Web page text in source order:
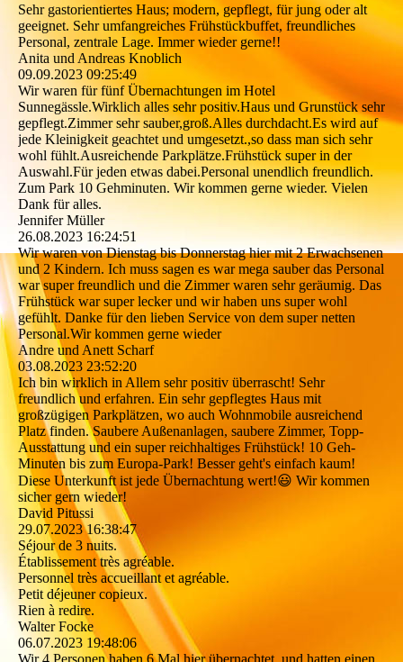
Sehr gastorientiertes Haus; modern, gepflegt, für jung oder alt
geeignet. Sehr umfangreiches Frühstückbuffet, freundliches
Personal, zentrale Lage. Immer wieder gerne!!
Anita und Andreas Knoblich
09.09.2023 09:25:49
Wir waren für fünf Übernachtungen im Hotel
Sunnegässle.Wirklich alles sehr positiv.Haus und Grunstück sehr
gepflegt.Zimmer sehr sauber,groß.Alles durchdacht.Es wird auf
jede Kleinigkeit geachtet und umgesetzt.,so dass man sich sehr
wohl fühlt.Ausreichende Parkplätze.Frühstück super in der
Auswahl.Für jeden etwas dabei.Personal unendlich freundlich.
Zum Park 10 Gehminuten. Wir kommen gerne wieder. Vielen
Dank für alles.
Jennifer Müller
26.08.2023 16:24:51
Wir waren von Dienstag bis Donnerstag hier mit 2 Erwachsenen
und 2 Kindern. Ich muss sagen es war mega sauber das Personal
war super freundlich und die Zimmer waren sehr geräumig. Das
Frühstück war super lecker und wir haben uns super wohl
gefühlt. Danke für den lieben Service von dem super netten
Personal.Wir kommen gerne wieder
Andre und Anett Scharf
03.08.2023 23:52:20
Ich bin wirklich in Allem sehr positiv überrascht! Sehr
freundlich und erfahren. Ein sehr gepflegtes Haus mit
großzügigen Parkplätzen, wo auch Wohnmobile ausreichend
Platz finden. Saubere Außenanlagen, saubere Zimmer, Topp-
Ausstattung und ein super reichhaltiges Frühstück! 10 Geh-
Minuten bis zum Europa-Park! Besser geht's einfach kaum!
Diese Unterkunft ist jede Übernachtung wert!😃 Wir kommen
sicher gern wieder!
David Pitussi
29.07.2023 16:38:47
Séjour de 3 nuits.
Établissement très agréable.
Personnel très accueillant et agréable.
Petit déjeuner copieux.
Rien à redire.
Walter Focke
06.07.2023 19:48:06